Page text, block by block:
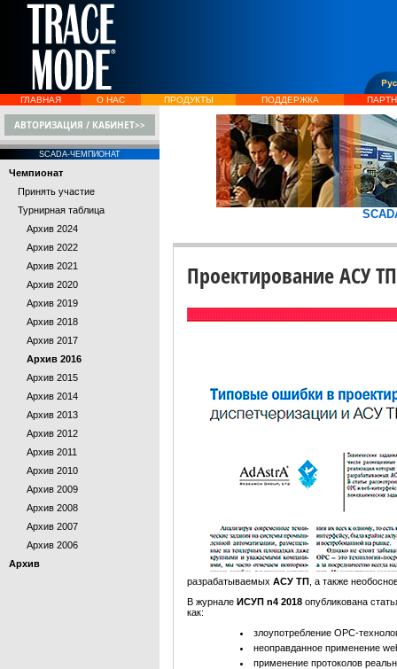
ГЛАВНАЯ О НАС ПРОДУКТЫ ПОДДЕРЖКА
АВТОРИЗАЦИЯ / КАБИНЕТ>>
SCADA-ЧЕМПИОНАТ
Чемпионат
Принять участие
Турнирная таблица
Архив 2024
Архив 2022
Архив 2021
Архив 2020
Архив 2019
Архив 2018
Архив 2017
Архив 2016
Архив 2015
Архив 2014
Архив 2013
Архив 2012
Архив 2011
Архив 2010
Архив 2009
Архив 2008
Архив 2007
Архив 2006
Архив
Проектирование АСУ
разрабатываемых АСУ ТП , а также
В журнале ИСУП n4 2018 опубликована
как:
злоупотребление OPC-
неоправданное применение
применение протоколов